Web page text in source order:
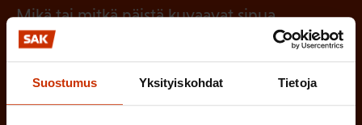
Suostumus Yksityiskohdat Tietoja
nl
i
o
l
l
Mikä tai mitkä näistä kuvaavat sinua
parhaiten?
LUOTTAMUSMIES